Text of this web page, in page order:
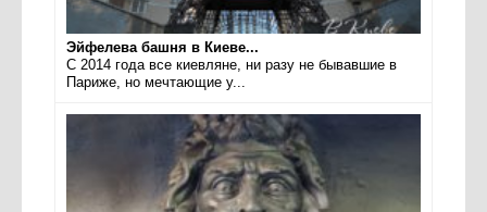
Эйфелева башня в Киеве...
С 2014 года все киевляне, ни разу не бывавшие в
Париже, но мечтающие у...